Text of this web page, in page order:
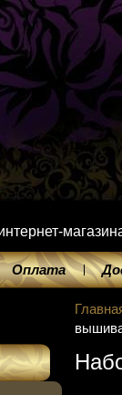
Оплата